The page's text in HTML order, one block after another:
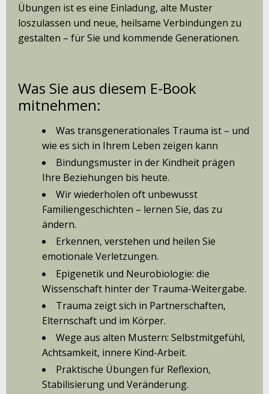
Übungen ist es eine Einladung, alte Muster
loszulassen und neue, heilsame Verbindungen zu
gestalten – für Sie und kommende Generationen.
Was Sie aus diesem E-Book
mitnehmen:
Was transgenerationales Trauma ist – und
wie es sich in Ihrem Leben zeigen kann
Bindungsmuster in der Kindheit prägen
Ihre Beziehungen bis heute.
Wir wiederholen oft unbewusst
Familiengeschichten – lernen Sie, das zu
ändern.
Erkennen, verstehen und heilen Sie
emotionale Verletzungen.
Epigenetik und Neurobiologie: die
Wissenschaft hinter der Trauma-Weitergabe.
Trauma zeigt sich in Partnerschaften,
Elternschaft und im Körper.
Wege aus alten Mustern: Selbstmitgefühl,
Achtsamkeit, innere Kind-Arbeit.
Praktische Übungen für Reflexion,
Stabilisierung und Veränderung.